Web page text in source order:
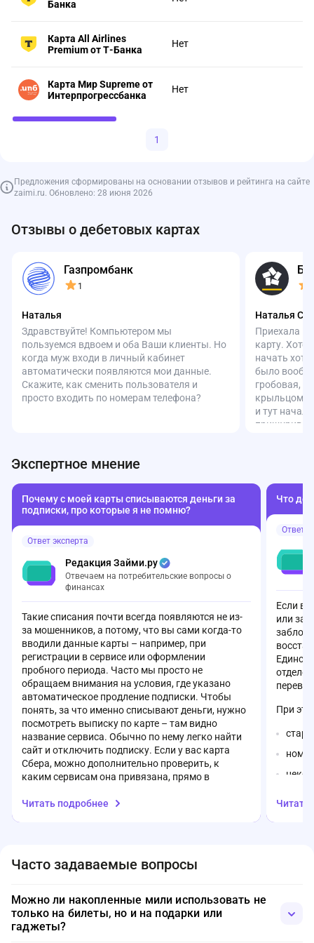
Банка
Карта All Airlines
Premium от Т-Банка
Нет
Карта Мир Supreme от
Интерпрогрессбанка
Нет
1
Предложения сформированы на основании отзывов и рейтинга на сайте
zaimi.ru. Обновлено: 28 июня 2026
Отзывы о дебетовых картах
Газпромбанк
1
Наталья
Здравствуйте! Компьютером мы
пользуемся вдвоем и оба Ваши клиенты. Но
когда муж входи в личный кабинет
автоматически появляются мои данные.
Скажите, как сменить пользователя и
просто входить по номерам телефона?
Наталья
Приехала в
карту.
начать
было
гробовая,
крыльцом.
и тут
людей
то, закон
такие
с таким
чувством
банке мне
Экспертное мнение
Почему с моей карты списываются деньги за
подписки, про которые я не помню?
Ответ эксперта
Редакция Займи.ру
Отвечаем на потребительские вопросы о
финансах
Такие списания почти всегда появляются не из-
за мошенников, а потому, что вы сами когда-то
вводили данные карты – например, при
регистрации в сервисе или оформлении
пробного периода. Часто мы просто не
обращаем внимания на условия, где указано
автоматическое продление подписки. Чтобы
понять, за что именно списывают деньги, нужно
посмотреть выписку по карте – там видно
название сервиса. Обычно по нему легко найти
сайт и отключить подписку. Если у вас карта
Сбера, можно дополнительно проверить, к
каким сервисам она привязана, прямо в
перевыпускать карту стоит только в крайнем
Читать подробнее
Что
Ответ
Если
или
При
срок
Читать
Часто задаваемые вопросы
Можно ли накопленные мили использовать не
только на билеты, но и на подарки или
гаджеты?